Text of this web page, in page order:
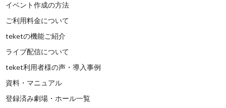
イベント作成の方法
ご利用料金について
teketの機能ご紹介
ライブ配信について
teket利用者様の声・導入事例
資料・マニュアル
登録済み劇場・ホール一覧